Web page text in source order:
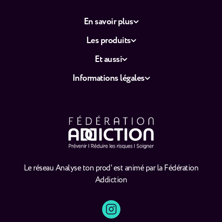
Le réseau Analyse ton prod' est animé par la Fédération
Addiction
En savoir plus
Les produits
Et aussi
Informations légales